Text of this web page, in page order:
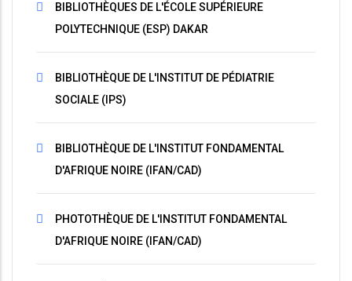
BIBLIOTHÈQUES DE L'ÉCOLE SUPÉRIEURE
POLYTECHNIQUE (ESP) DAKAR
BIBLIOTHÈQUE DE L'INSTITUT DE PÉDIATRIE
SOCIALE (IPS)
BIBLIOTHÈQUE DE L'INSTITUT FONDAMENTAL
D'AFRIQUE NOIRE (IFAN/CAD)
PHOTOTHÈQUE DE L'INSTITUT FONDAMENTAL
D'AFRIQUE NOIRE (IFAN/CAD)